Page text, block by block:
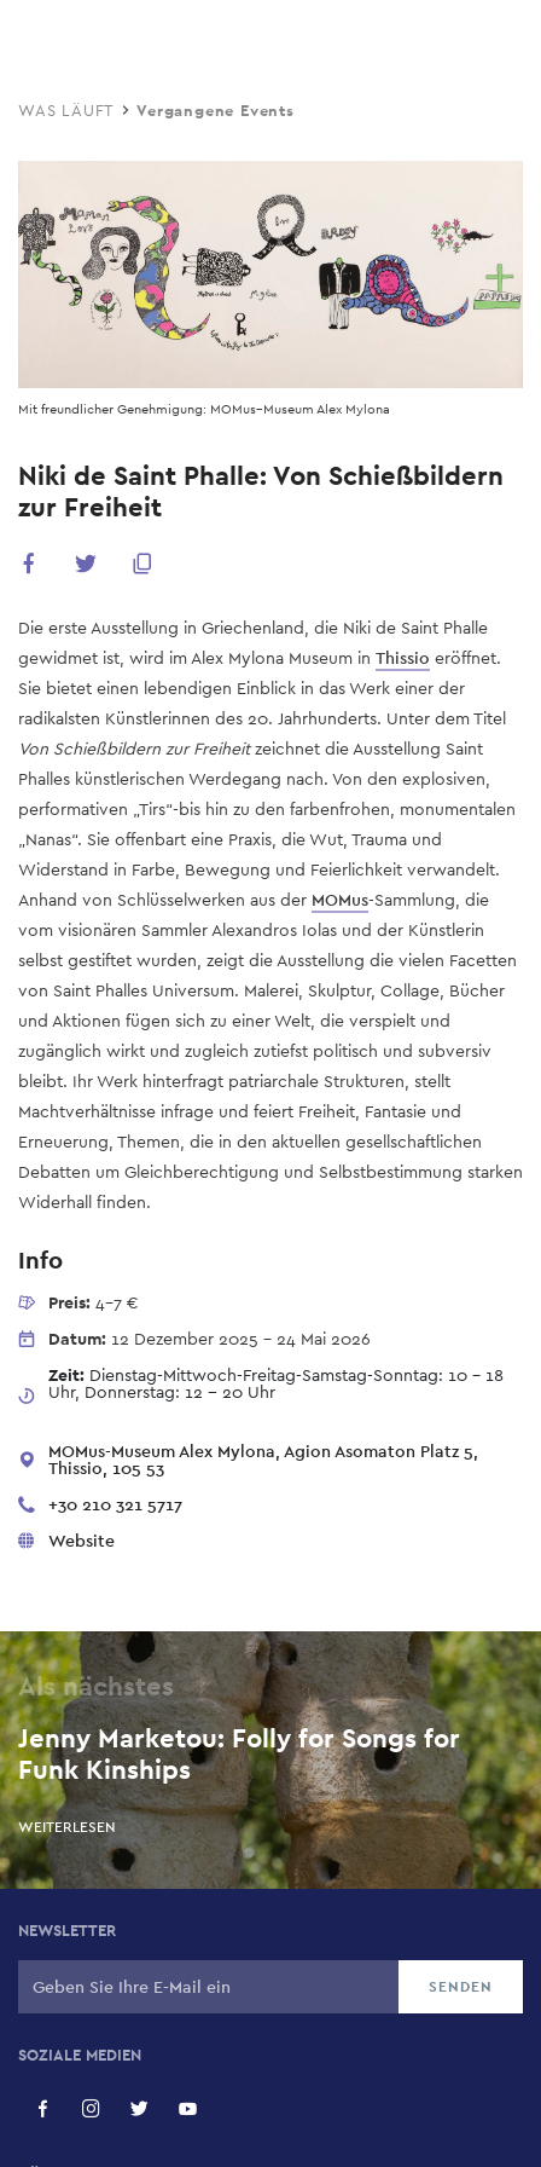
main
WAS LÄUFT Vergangene Events
Mit freundlicher Genehmigung: MOMus–Museum Alex Mylona
Niki de Saint Phalle: Von Schießbildern
zur Freiheit
Die erste Ausstellung in Griechenland, die Niki de Saint Phalle
gewidmet ist, wird im Alex Mylona Museum in Thissio eröffnet.
Sie bietet einen lebendigen Einblick in das Werk einer der
radikalsten Künstlerinnen des 20. Jahrhunderts. Unter dem Titel
Von Schießbildern zur Freiheitzeichnet die Ausstellung Saint
Phalles künstlerischen Werdegang nach. Von den explosiven,
performativen „Tirs“-bis hin zu den farbenfrohen, monumentalen
„Nanas“. Sie offenbart eine Praxis, die Wut, Trauma und
Widerstand in Farbe, Bewegung und Feierlichkeit verwandelt.
Anhand von Schlüsselwerken aus der MOMus-Sammlung, die
vom visionären Sammler Alexandros Iolas und der Künstlerin
selbst gestiftet wurden, zeigt die Ausstellung die vielen Facetten
von Saint Phalles Universum. Malerei, Skulptur, Collage, Bücher
und Aktionen fügen sich zu einer Welt, die verspielt und
zugänglich wirkt und zugleich zutiefst politisch und subversiv
bleibt. Ihr Werk hinterfragt patriarchale Strukturen, stellt
Machtverhältnisse infrage und feiert Freiheit, Fantasie und
Erneuerung, Themen, die in den aktuellen gesellschaftlichen
Debatten um Gleichberechtigung und Selbstbestimmung starken
Widerhall finden.
Info
Preis: 4-7 €
Datum: 12 Dezember 2025 - 24 Mai 2026
Zeit: Dienstag-Mittwoch-Freitag-Samstag-Sonntag: 10 - 18
Uhr, Donnerstag: 12 -- 20 Uhr
MOMus-Museum Alex Mylona, Agion Asomaton Platz 5,
Thissio, 105 53
+30 210 321 5717
Website
Als nächstes
Jenny Marketou: Folly for Songs for
Funk Kinships
WEITERLESEN
NEWSLETTER
SOZIALE MEDIEN